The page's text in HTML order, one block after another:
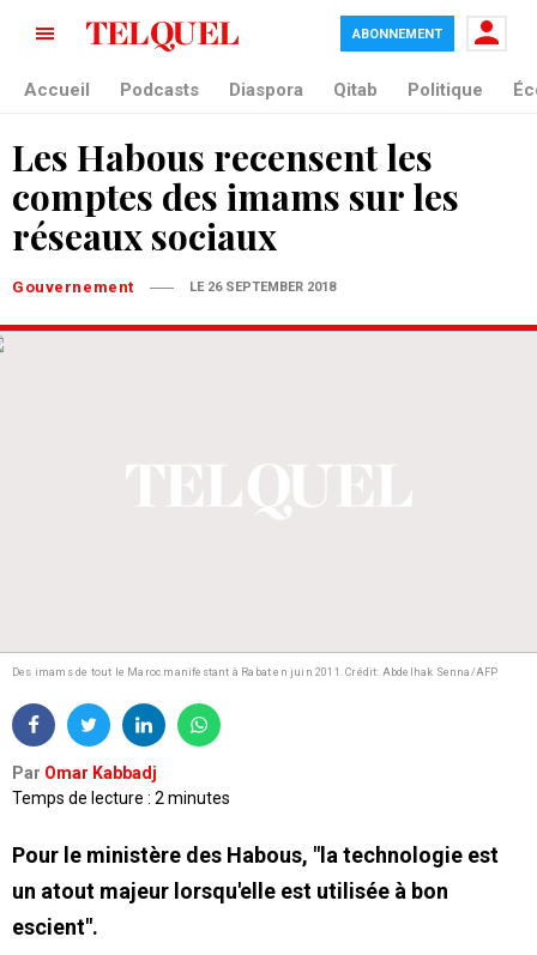
ABONNEMENT
Accueil Podcasts Diaspora Qitab Politique
Les Habous recensent les
comptes des imams sur les
réseaux sociaux
Gouvernement LE 26 SEPTEMBER 2018
Des imams de tout le Maroc manifestant à Rabat en juin 2011.Crédit: Abdelhak Senna/AFP
Par Omar Kabbadj
Temps de lecture : 2 minutes
Pour le ministère des Habous, "la technologie est
un atout majeur lorsqu'elle est utilisée à bon
escient".